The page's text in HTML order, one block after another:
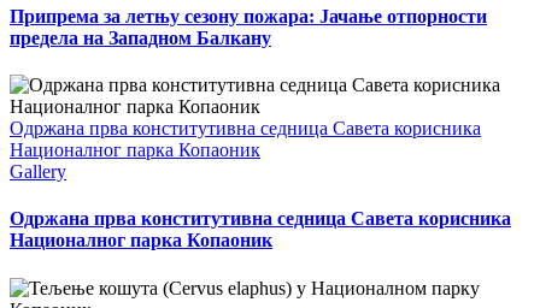
Припрема за летњу сезону пожара: Јачање отпорности
предела на Западном Балкану
Одржана прва конститутивна седница Савета корисника
Националног парка Копаоник
Gallery
Одржана прва конститутивна седница Савета корисника
Националног парка Копаоник